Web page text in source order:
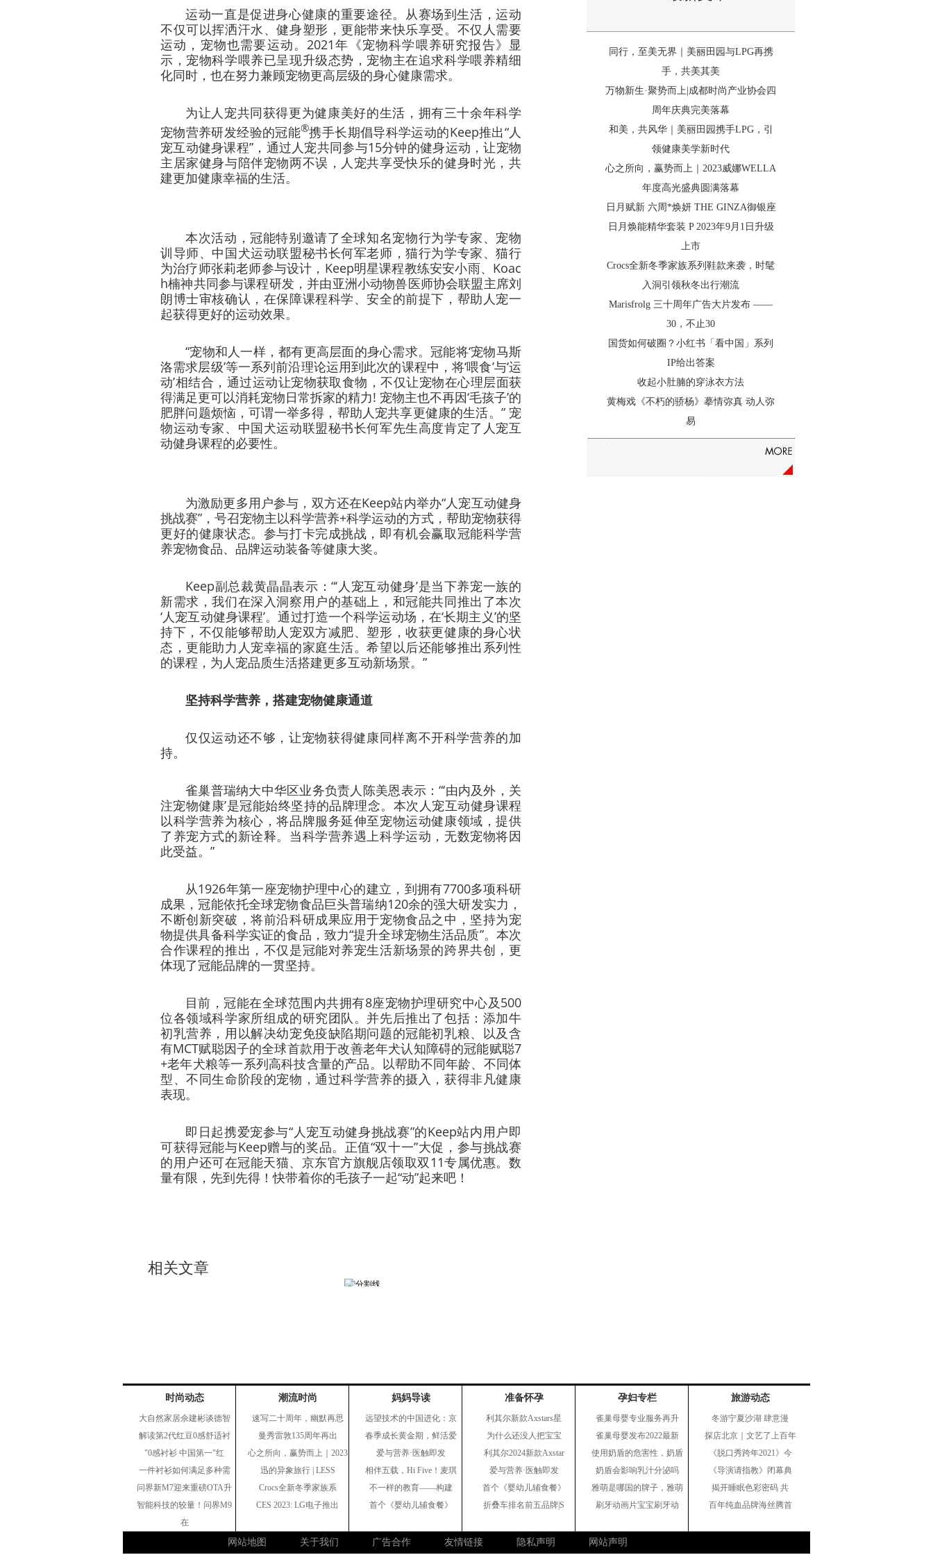
运动一直是促进身心健康的重要途径。从赛场到生活，运动
不仅可以挥洒汗水、健身塑形，更能带来快乐享受。不仅人需要
运动，宠物也需要运动。2021年《宠物科学喂养研究报告》显
示，宠物科学喂养已呈现升级态势，宠物主在追求科学喂养精细
化同时，也在努力兼顾宠物更高层级的身心健康需求。
为让人宠共同获得更为健康美好的生活，拥有三十余年科学
宠物营养研发经验的冠能®携手长期倡导科学运动的Keep推出“人
宠互动健身课程”，通过人宠共同参与15分钟的健身运动，让宠物
主居家健身与陪伴宠物两不误，人宠共享受快乐的健身时光，共
建更加健康幸福的生活。
本次活动，冠能特别邀请了全球知名宠物行为学专家、宠物
训导师、中国犬运动联盟秘书长何军老师，猫行为学专家、猫行
为治疗师张莉老师参与设计，Keep明星课程教练安安小雨、Koac
h楠神共同参与课程研发，并由亚洲小动物兽医师协会联盟主席刘
朗博士审核确认，在保障课程科学、安全的前提下，帮助人宠一
起获得更好的运动效果。
“宠物和人一样，都有更高层面的身心需求。冠能将‘宠物马斯
洛需求层级’等一系列前沿理论运用到此次的课程中，将‘喂食’与‘运
动’相结合，通过运动让宠物获取食物，不仅让宠物在心理层面获
得满足更可以消耗宠物日常拆家的精力! 宠物主也不再因‘毛孩子’的
肥胖问题烦恼，可谓一举多得，帮助人宠共享更健康的生活。” 宠
物运动专家、中国犬运动联盟秘书长何军先生高度肯定了人宠互
动健身课程的必要性。
为激励更多用户参与，双方还在Keep站内举办“人宠互动健身
挑战赛”，号召宠物主以科学营养+科学运动的方式，帮助宠物获得
更好的健康状态。参与打卡完成挑战，即有机会赢取冠能科学营
养宠物食品、品牌运动装备等健康大奖。
Keep副总裁黄晶晶表示：“‘人宠互动健身’是当下养宠一族的
新需求，我们在深入洞察用户的基础上，和冠能共同推出了本次
‘人宠互动健身课程’。通过打造一个科学运动场，在‘长期主义’的坚
持下，不仅能够帮助人宠双方减肥、塑形，收获更健康的身心状
态，更能助力人宠幸福的家庭生活。希望以后还能够推出系列性
的课程，为人宠品质生活搭建更多互动新场景。”
坚持科学营养，搭建宠物健康通道
仅仅运动还不够，让宠物获得健康同样离不开科学营养的加
持。
雀巢普瑞纳大中华区业务负责人陈美恩表示：“‘由内及外，关
注宠物健康’是冠能始终坚持的品牌理念。本次人宠互动健身课程
以科学营养为核心，将品牌服务延伸至宠物运动健康领域，提供
了养宠方式的新诠释。当科学营养遇上科学运动，无数宠物将因
此受益。”
从1926年第一座宠物护理中心的建立，到拥有7700多项科研
成果，冠能依托全球宠物食品巨头普瑞纳120余的强大研发实力，
不断创新突破，将前沿科研成果应用于宠物食品之中，坚持为宠
物提供具备科学实证的食品，致力“提升全球宠物生活品质”。本次
合作课程的推出，不仅是冠能对养宠生活新场景的跨界共创，更
体现了冠能品牌的一贯坚持。
目前，冠能在全球范围内共拥有8座宠物护理研究中心及500
位各领域科学家所组成的研究团队。并先后推出了包括：添加牛
初乳营养，用以解决幼宠免疫缺陷期问题的冠能初乳粮、以及含
有MCT赋聪因子的全球首款用于改善老年犬认知障碍的冠能赋聪7
+老年犬粮等一系列高科技含量的产品。以帮助不同年龄、不同体
型、不同生命阶段的宠物，通过科学营养的摄入，获得非凡健康
表现。
即日起携爱宠参与“人宠互动健身挑战赛”的Keep站内用户即
可获得冠能与Keep赠与的奖品。正值“双十一”大促，参与挑战赛
的用户还可在冠能天猫、京东官方旗舰店领取双11专属优惠。数
量有限，先到先得！快带着你的毛孩子一起“动”起来吧！
相关文章
同行，至美无界｜美丽田园与LPG再携
手，共美其美
万物新生·聚势而上|成都时尚产业协会四
周年庆典完美落幕
和美，共风华｜美丽田园携手LPG，引
领健康美学新时代
心之所向，赢势而上｜2023威娜WELLA
年度高光盛典圆满落幕
日月赋新 六周*焕妍 THE GINZA御银座
日月焕能精华套装 P 2023年9月1日升级
上市
Crocs全新冬季家族系列鞋款来袭，时髦
入洞引领秋冬出行潮流
Marisfrolg 三十周年广告大片发布 ——
30，不止30
国货如何破圈？小红书「看中国」系列
IP给出答案
收起小肚腩的穿泳衣方法
黄梅戏《不朽的骄杨》摹情弥真 动人弥
易
时尚动态
大自然家居佘建彬谈德智
解读第2代红豆0感舒适衬
"0感衬衫 中国第一"红
一件衬衫如何满足多种需
问界新M7迎来重磅OTA升
智能科技的较量！问界M9
在
潮流时尚
速写二十周年，幽默再思
曼秀雷敦135周年再出
心之所向，赢势而上｜2023
迅的异象旅行 | LESS
Crocs全新冬季家族系
CES 2023: LG电子推出
妈妈导读
远望技术的中国进化：京
春季成长黄金期，鲜活爱
爱与营养·医触即发
相伴五载，Hi Five！麦琪
不一样的教育——构建
首个《婴幼儿辅食餐》
准备怀孕
利其尔新款Axstars星
为什么还没人把宝宝
利其尔2024新款Axstar
爱与营养·医触即发
首个《婴幼儿辅食餐》
折叠车排名前五品牌|S
孕妇专栏
雀巢母婴专业服务再升
雀巢母婴发布2022最新
使用奶盾的危害性，奶盾
奶盾会影响乳汁分泌吗
雅萌是哪国的牌子，雅萌
刷牙动画片宝宝刷牙动
旅游动态
冬游宁夏沙湖 肆意漫
探店北京｜文艺了上百年
《脱口秀跨年2021》今
《导演请指教》闭幕典
揭开睡眠色彩密码 共
百年纯血品牌海丝腾首
网站地图 关于我们 广告合作 友情链接 隐私声明 网站声明